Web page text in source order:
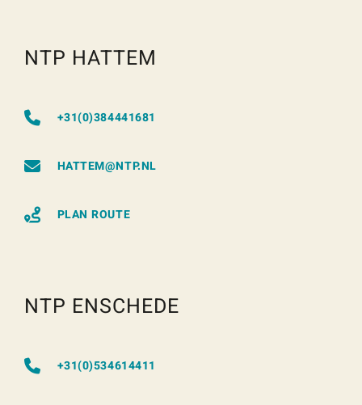
NTP HATTEM
+31(0)384441681
HATTEM@NTP.NL
PLAN ROUTE
NTP ENSCHEDE
+31(0)534614411